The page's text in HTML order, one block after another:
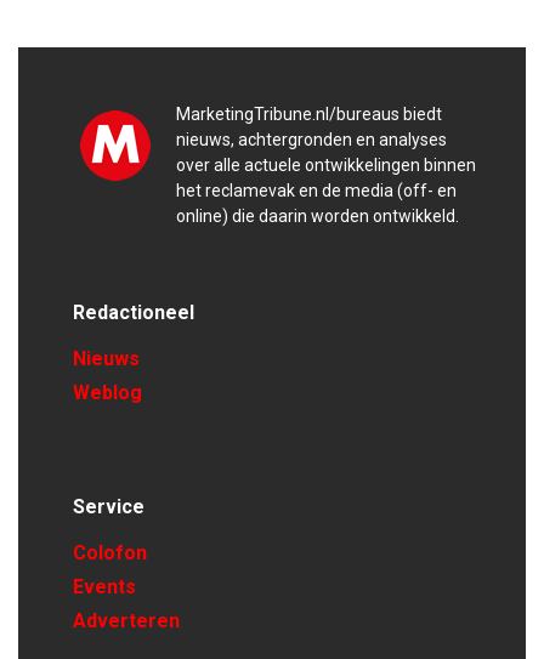
MarketingTribune.nl/bureaus biedt
nieuws, achtergronden en analyses
over alle actuele ontwikkelingen binnen
het reclamevak en de media (off- en
online) die daarin worden ontwikkeld.
Redactioneel
Nieuws
Weblog
Service
Colofon
Events
Adverteren